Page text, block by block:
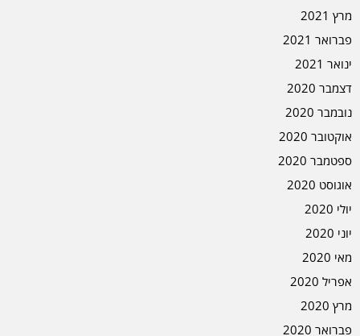
מרץ 2021
פברואר 2021
ינואר 2021
דצמבר 2020
נובמבר 2020
אוקטובר 2020
ספטמבר 2020
אוגוסט 2020
יולי 2020
יוני 2020
מאי 2020
אפריל 2020
מרץ 2020
פברואר 2020